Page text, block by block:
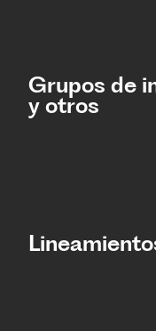
Grupos de
y otros